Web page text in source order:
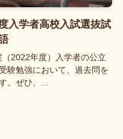
入学者高校入試選抜試
2022年度）入学者の公立
験勉強において、過去問を
。ぜひ、...